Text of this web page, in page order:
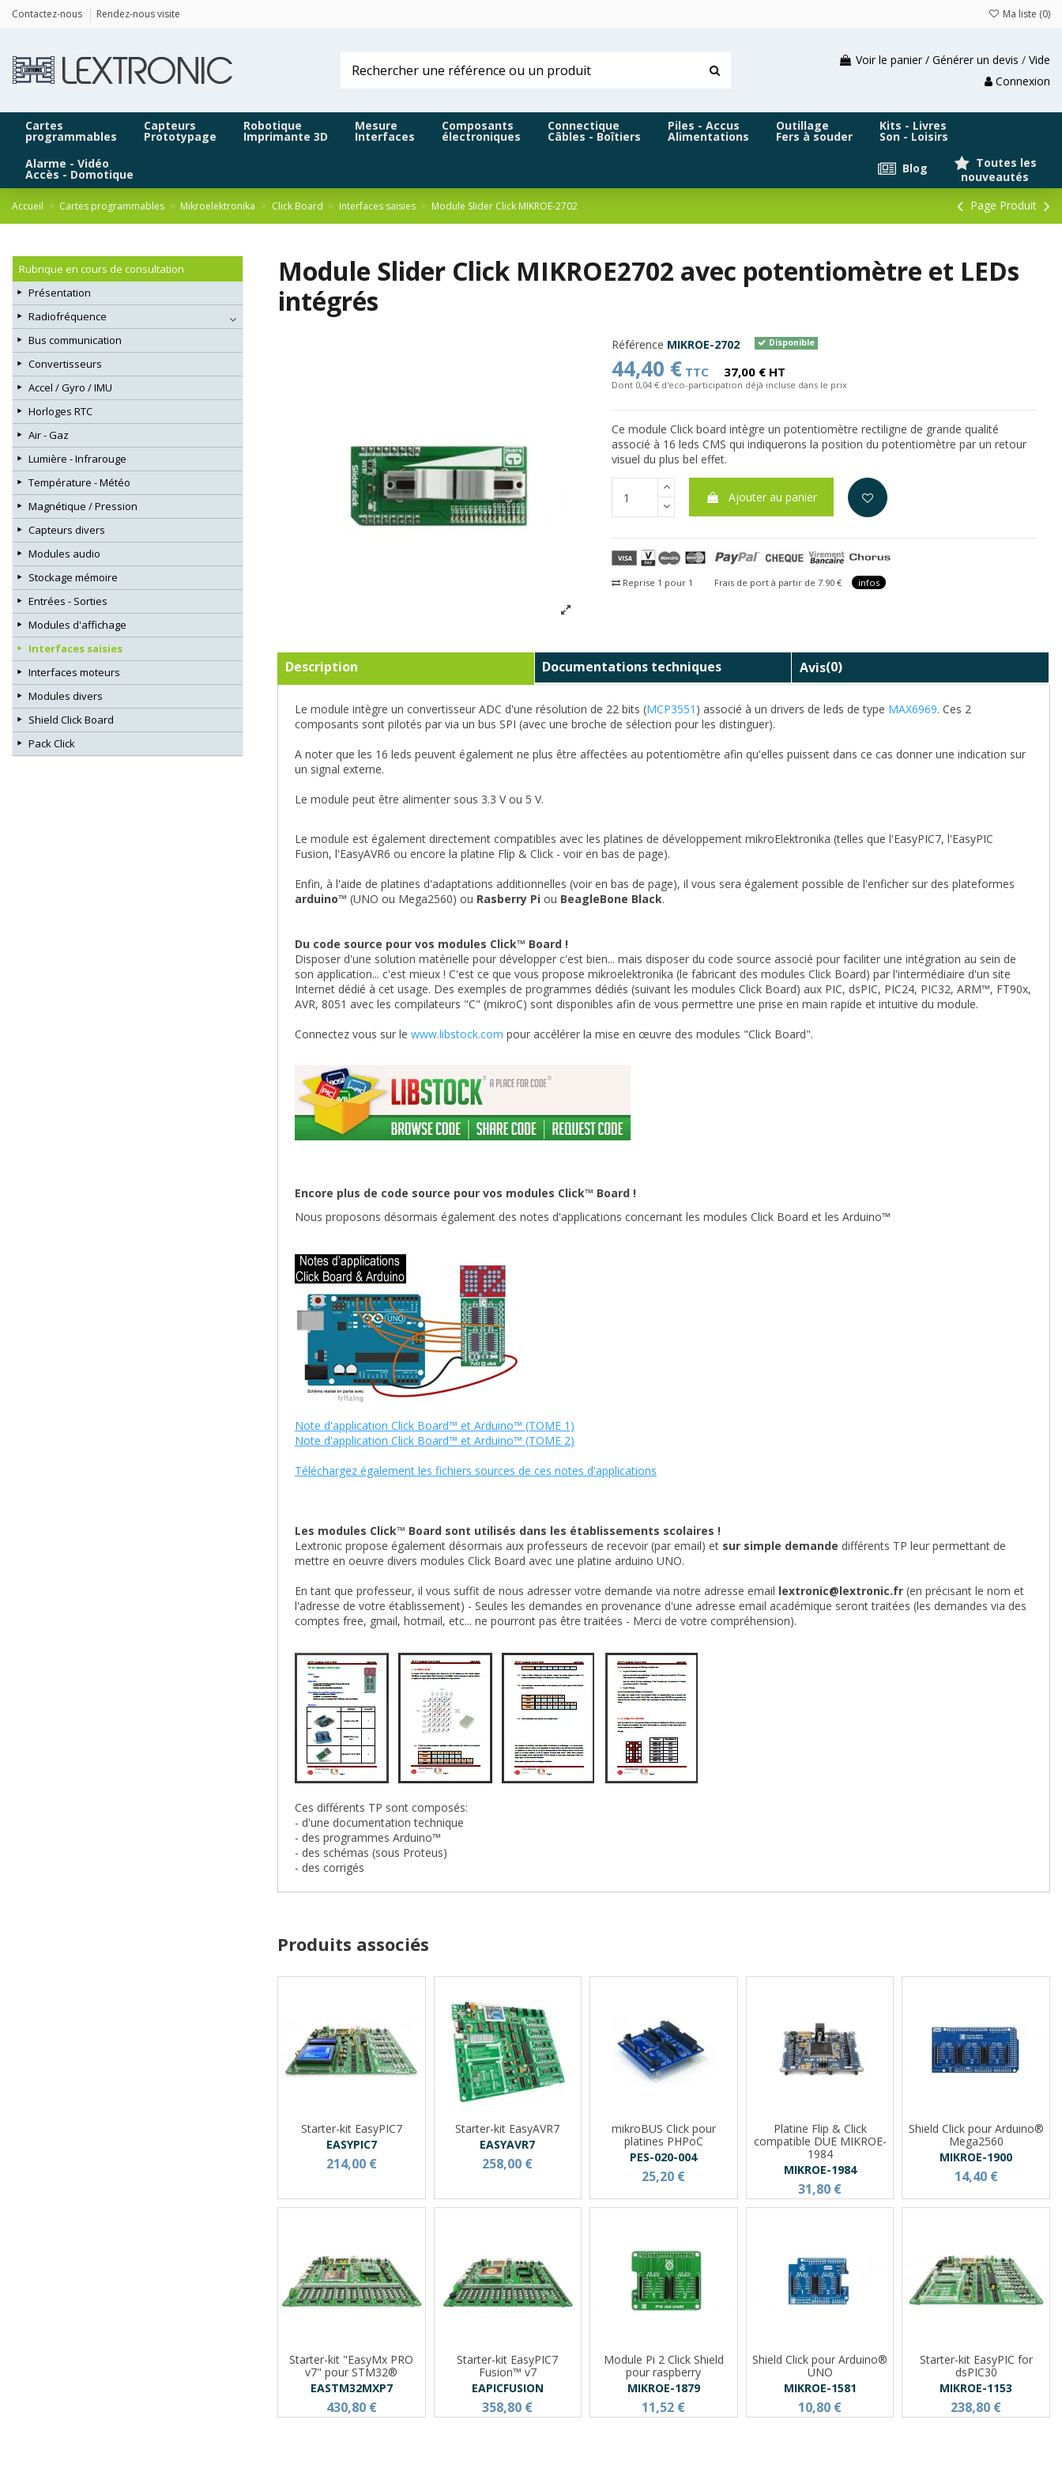
Contactez-nous Rendez-nous visite Ma liste (0)
Voir le panier / Générer un devis / Vide
Connexion
Cartes
programmables
Capteurs
Prototypage
Robotique
Imprimante 3D
Mesure
Interfaces
Composants
électroniques
Connectique
Câbles - Boîtiers
Piles - Accus
Alimentations
Outillage
Fers à souder
Kits - Livres
Son - Loisirs
Alarme - Vidéo
Accès - Domotique
Toutes les
nouveautés
Blog
Accueil Cartes programmables Mikroelektronika Click Board Interfaces saisies Module Slider Click MIKROE-2702 Page Produit
Module Slider Click MIKROE2702 avec potentiomètre et LEDs
intégrés
Référence MIKROE-2702 Disponible
44,40 € TTC 37,00 € HT
Dont 0,04 € d'eco-participation déjà incluse dans le prix
Ce module Click board intègre un potentiomètre rectiligne de grande qualité
associé à 16 leds CMS qui indiquerons la position du potentiomètre par un retour
visuel du plus bel effet.
Ajouter au panier
Reprise 1 pour 1 Frais de port à partir de 7.90 € infos
Description Documentations techniques Avis(0)
Le module intègre un convertisseur ADC d'une résolution de 22 bits (MCP3551 ) associé à un drivers de leds de type MAX6969. Ces 2
composants sont pilotés par via un bus SPI (avec une broche de sélection pour les distinguer).
A noter que les 16 leds peuvent également ne plus être affectées au potentiomètre afin qu'elles puissent dans ce cas donner une indication sur
un signal externe.
Le module peut être alimenter sous 3.3 V ou 5 V.
Le module est également directement compatibles avec les platines de développement mikroElektronika (telles que l'EasyPIC7, l'EasyPIC
Fusion, l'EasyAVR6 ou encore la platine Flip & Click - voir en bas de page).
Enfin, à l'aide de platines d'adaptations additionnelles (voir en bas de page), il vous sera également possible de l'enficher sur des plateformes
arduino™ (UNO ou Mega2560) ou Rasberry Pi ou BeagleBone Black.
Du code source pour vos modules Click™ Board !
Disposer d'une solution matérielle pour développer c'est bien... mais disposer du code source associé pour faciliter une intégration au sein de
son application... c'est mieux ! C'est ce que vous propose mikroelektronika (le fabricant des modules Click Board) par l'intermédiaire d'un site
Internet dédié à cet usage. Des exemples de programmes dédiés (suivant les modules Click Board) aux PIC, dsPIC, PIC24, PIC32, ARM™, FT90x,
AVR, 8051 avec les compilateurs "C" (mikroC) sont disponibles afin de vous permettre une prise en main rapide et intuitive du module.
Connectez vous sur le www.libstock.com pour accélérer la mise en œuvre des modules "Click Board".
Encore plus de code source pour vos modules Click™ Board !
Nous proposons désormais également des notes d'applications concernant les modules Click Board et les Arduino™
Note d'application Click Board™ et Arduino™ (TOME 1)
Note d'application Click Board™ et Arduino™ (TOME 2)
Téléchargez également les fichiers sources de ces notes d'applications
Les modules Click™ Board sont utilisés dans les établissements scolaires !
Lextronic propose également désormais aux professeurs de recevoir (par email) et sur simple demande différents TP leur permettant de
mettre en oeuvre divers modules Click Board avec une platine arduino UNO.
En tant que professeur, il vous suffit de nous adresser votre demande via notre adresse email lextronic@lextronic.fr (en précisant le nom et
l'adresse de votre établissement) - Seules les demandes en provenance d'une adresse email académique seront traitées (les demandes via des
comptes free, gmail, hotmail, etc... ne pourront pas être traitées - Merci de votre compréhension).
Ces différents TP sont composés:
- d'une documentation technique
- des programmes Arduino™
- des schémas (sous Proteus)
- des corrigés
Produits associés
Starter-kit EasyPIC7
EASYPIC7
214,00 €
Starter-kit EasyAVR7
EASYAVR7
258,00 €
mikroBUS Click pour
platines PHPoC
PES-020-004
25,20 €
Platine Flip & Click
compatible DUE MIKROE-
1984
MIKROE-1984
31,80 €
Shield Click pour Arduino®
Mega2560
MIKROE-1900
14,40 €
Starter-kit "EasyMx PRO
v7" pour STM32®
EASTM32MXP7
430,80 €
Starter-kit EasyPIC7
Fusion™ v7
EAPICFUSION
358,80 €
Module Pi 2 Click Shield
pour raspberry
MIKROE-1879
11,52 €
Shield Click pour Arduino®
UNO
MIKROE-1581
10,80 €
Starter-kit EasyPIC for
dsPIC30
MIKROE-1153
238,80 €
Rubrique en cours de consultation
Présentation
Radiofréquence
Bus communication
Convertisseurs
Accel / Gyro / IMU
Horloges RTC
Air - Gaz
Lumière - Infrarouge
Température - Météo
Magnétique / Pression
Capteurs divers
Modules audio
Stockage mémoire
Entrées - Sorties
Modules d'affichage
Interfaces saisies
Interfaces moteurs
Modules divers
Shield Click Board
Pack Click
Panneau de gestion des cookies